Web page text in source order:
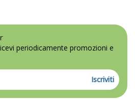
periodicamente promozioni e
Iscriviti